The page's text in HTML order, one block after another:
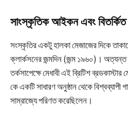
সাংস্কৃতিক আইকন এবং বিতর্কিত
সংস্কৃতির একটু হালকা মেজাজের দিকে
ক্লার্কসনের জন্মদিন (জন্ম ১৯৬০)। অত্যন্ত
তর্কসাপেক্ষে মেধাবী এই ব্রিটিশ
কে একটি সাধারণ অনুষ্ঠান থেকে বিশ্বব্যাপী
সাম্রাজ্যে পরিণত করেছিলেন।